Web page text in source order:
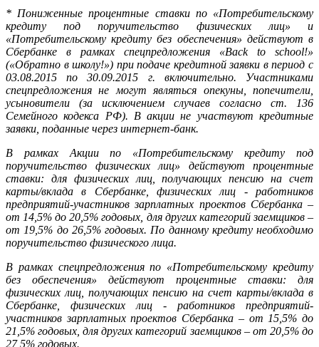
* Пониженные процентные ставки по «Потребительскому
кредиту под поручительство физических лиц» и
«Потребительскому кредиту без обеспечения» действуют в
Сбербанке в рамках спецпредложения «Back to school!»
(«Обратно в школу!») при подаче кредитной заявки в период с
03.08.2015 по 30.09.2015 г. включительно. Участниками
спецпредложения не могут являться опекуны, попечители,
усыновители (за исключением случаев согласно ст. 136
Семейного кодекса РФ). В акции не участвуют кредитные
заявки, поданные через интернет-банк.
В рамках Акции по «Потребительскому кредиту под
поручительство физических лиц» действуют процентные
ставки: для физических лиц, получающих пенсию на счет
карты/вклада в Сбербанке, физических лиц - работников
предприятий-участников зарплатных проектов Сбербанка –
от 14,5% до 20,5% годовых, для других категорий заемщиков –
от 19,5% до 26,5% годовых. По данному кредиту необходимо
поручительство физического лица.
В рамках спецпредложения по «Потребительскому кредиту
без обеспечения» действуют процентные ставки: для
физических лиц, получающих пенсию на счет карты/вклада в
Сбербанке, физических лиц - работников предприятий-
участников зарплатных проектов Сбербанка – от 15,5% до
21,5% годовых, для других категорий заемщиков – от 20,5% до
27,5% годовых.